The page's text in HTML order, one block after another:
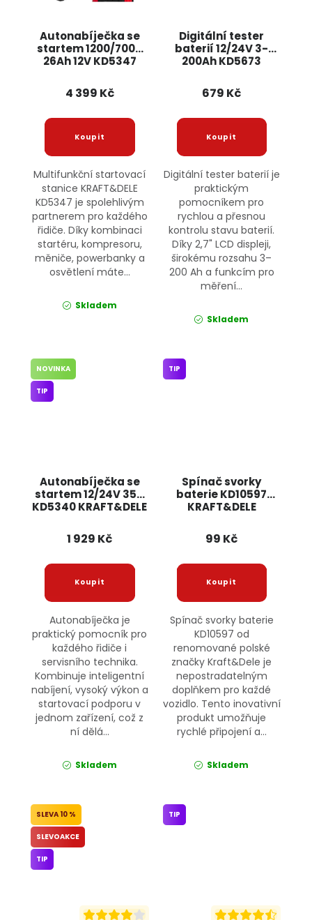
Autonabíječka se
startem 1200/700A
26Ah 12V KD5347
4 399 Kč
Multifunkční startovací
stanice KRAFT&DELE
KD5347 je spolehlivým
partnerem pro každého
řidiče. Díky kombinaci
startéru, kompresoru,
měniče, powerbanky a
osvětlení máte...
Skladem
Digitální tester
baterií 12/24V 3-
200Ah KD5673
679 Kč
Digitální tester baterií je
praktickým
pomocníkem pro
rychlou a přesnou
kontrolu stavu baterií.
Díky 2,7" LCD displeji,
širokému rozsahu 3–
200 Ah a funkcím pro
měření...
Skladem
Autonabíječka se
startem 12/24V 35A
KD5340 KRAFT&DELE
NOVINKA
TIP
1 929 Kč
Autonabíječka je
praktický pomocník pro
každého řidiče i
servisního technika.
Kombinuje inteligentní
nabíjení, vysoký výkon a
startovací podporu v
jednom zařízení, což z
ní dělá...
Skladem
Spínač svorky
baterie KD10597
KRAFT&DELE
TIP
99 Kč
Spínač svorky baterie
KD10597 od
renomované polské
značky Kraft&Dele je
nepostradatelným
doplňkem pro každé
vozidlo. Tento inovativní
produkt umožňuje
rychlé připojení a...
Skladem
10 %
SLEVOAKCE
TIP
TIP